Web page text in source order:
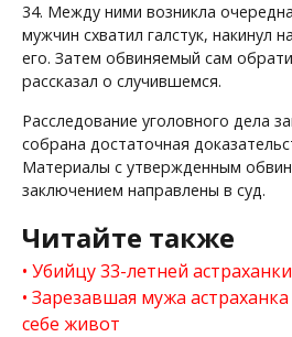
34. Между ними возникла
мужчин схватил галстук, накинул
его. Затем обвиняемый сам
рассказал о случившемся.
Расследование уголовного дела
собрана достаточная
Материалы с утвержденным
заключением направлены в суд.
Читайте также
Убийцу 33-летней
Зарезавшая мужа
себе живот